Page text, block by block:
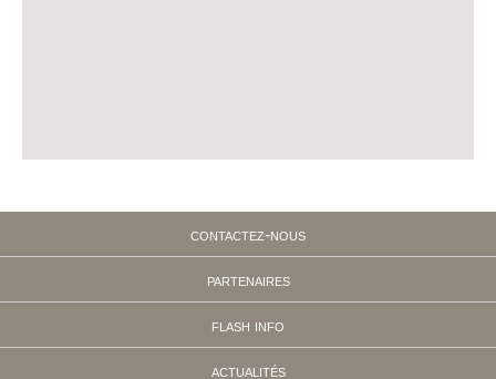
contactez-nous
partenaires
flash info
actualités